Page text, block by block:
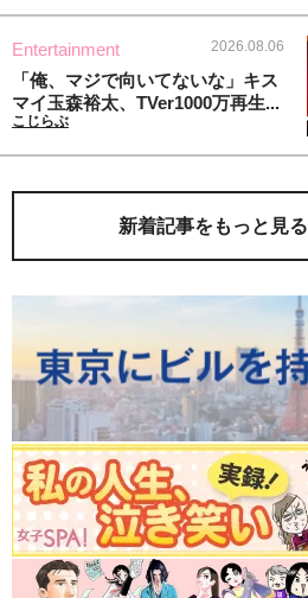
Entertainment 2026.08.06
「俺、マジで向いてないな」キス
マイ玉森裕太、TVer1000万再生...
こじらぶ
新着記事をもっと見る